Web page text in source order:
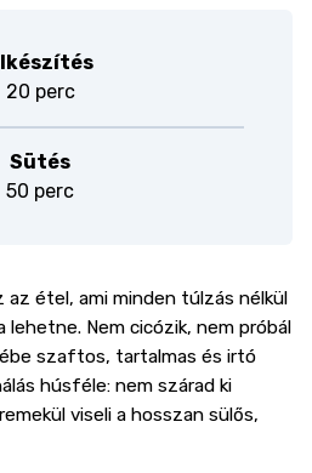
20 perc
Sütés
50 perc
étel, ami minden túlzás nélkül
lehetne. Nem cicózik, nem próbál
szaftos, tartalmas és irtó
húsféle: nem szárad ki
viseli a hosszan sülős,